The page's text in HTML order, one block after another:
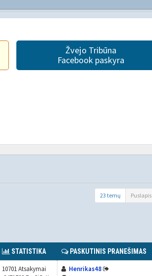
Žvejo Tribūna
Facebook paskyra
23 temų Puslapis
STATISTIKA PASKUTINIS PRANEŠIMAS
10701 Atsakymai
Henrikas48